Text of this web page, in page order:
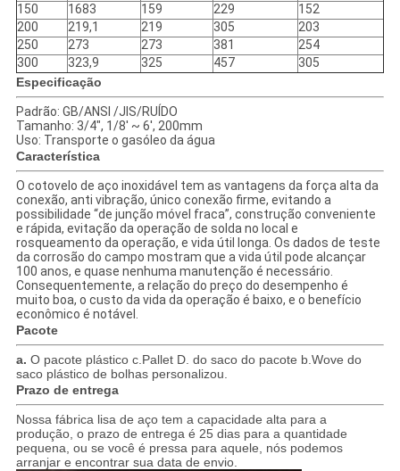
150
1683 159 229
152
200
219,1 219 305
203
250
273 273 381
254
300
323,9 325 457
305
Especificação
Padrão: GB/ANSI /JIS/RUÍDO
Tamanho: 3/4", 1/8' ~ 6', 200mm
Uso: Transporte o gasóleo da água
Característica
O cotovelo de aço inoxidável tem as vantagens da força alta da
conexão, anti vibração, único conexão firme, evitando a
possibilidade “de junção móvel fraca”, construção conveniente
e rápida, evitação da operação de solda no local e
rosqueamento da operação, e vida útil longa. Os dados de teste
da corrosão do campo mostram que a vida útil pode alcançar
100 anos, e quase nenhuma manutenção é necessário.
Consequentemente, a relação do preço do desempenho é
muito boa, o custo da vida da operação é baixo, e o benefício
econômico é notável.
Pacote
a. O pacote plástico c.Pallet D. do saco do pacote b.Wove do
saco plástico de bolhas personalizou.
Prazo de entrega
Nossa fábrica lisa de aço tem a capacidade alta para a
produção, o prazo de entrega é 25 dias para a quantidade
pequena, ou se você é pressa para aquele, nós podemos
arranjar e encontrar sua data de envio.